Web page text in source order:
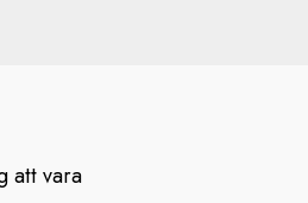
att vara